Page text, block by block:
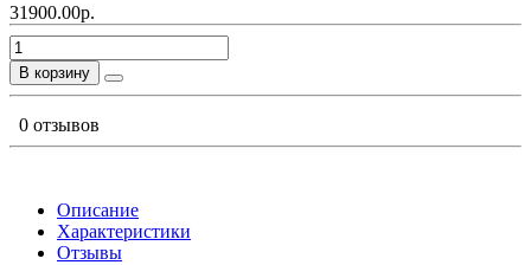
31900.00р.
В корзину
0 отзывов
Описание
Характеристики
Отзывы